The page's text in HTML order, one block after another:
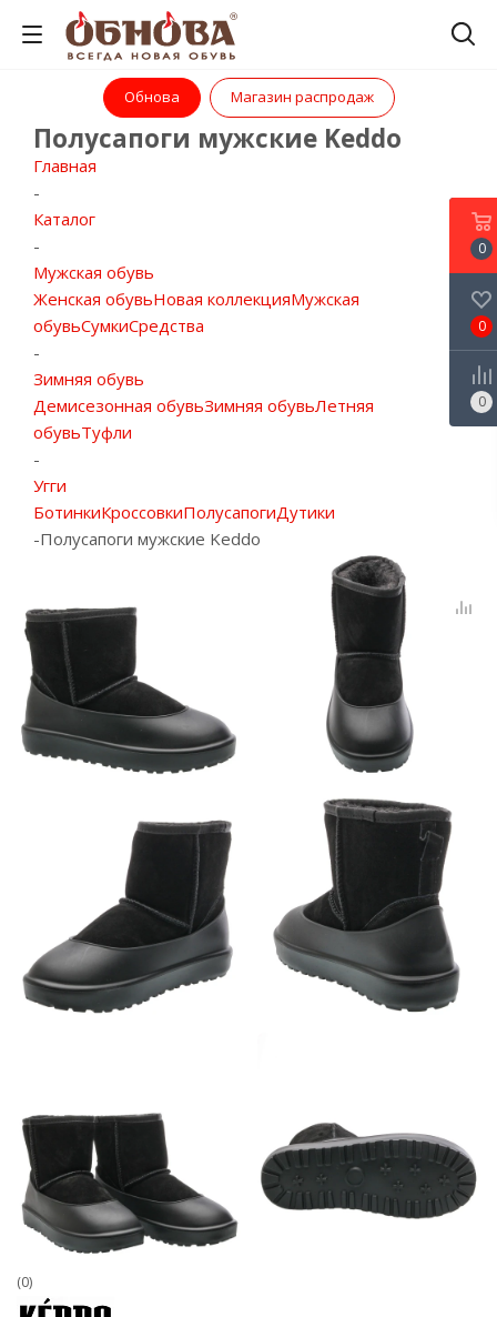
Обнова Магазин распродаж
Полусапоги мужские Keddo
Главная
-
Каталог
-
Мужская обувь
Женская обувьНовая коллекцияМужская
обувьСумкиСредства
-
Зимняя обувь
Демисезонная обувьЗимняя обувьЛетняя
обувьТуфли
-
Угги
БотинкиКроссовкиПолусапогиДутики
-Полусапоги мужские Keddo
(0)
0
0
0